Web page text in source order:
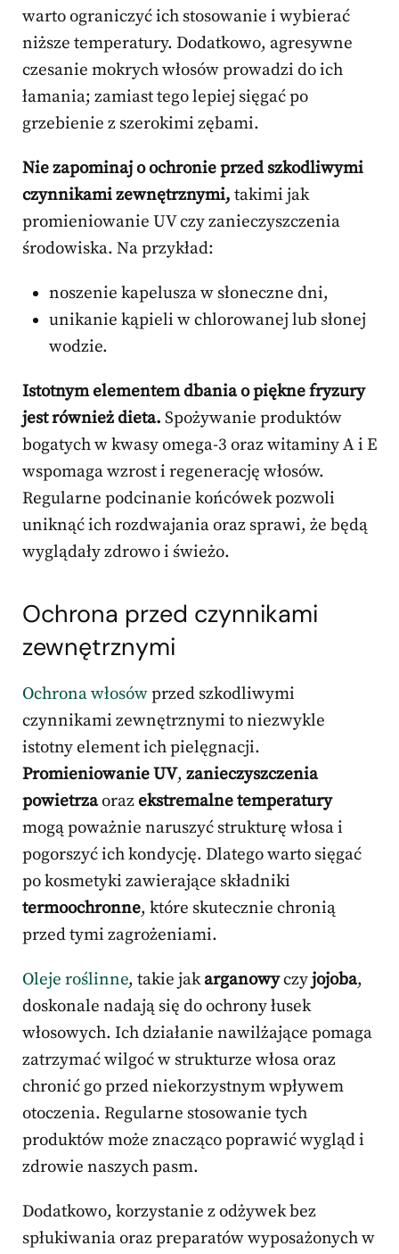
warto ograniczyć ich stosowanie i wybierać
niższe temperatury. Dodatkowo, agresywne
czesanie mokrych włosów prowadzi do ich
łamania; zamiast tego lepiej sięgać po
grzebienie z szerokimi zębami.
Nie zapominaj o ochronie przed szkodliwymi
czynnikami zewnętrznymi, takimi jak
promieniowanie UV czy zanieczyszczenia
środowiska. Na przykład:
noszenie kapelusza w słoneczne dni,
unikanie kąpieli w chlorowanej lub słonej
wodzie.
Istotnym elementem dbania o piękne fryzury
jest również dieta. Spożywanie produktów
bogatych w kwasy omega-3 oraz witaminy A i E
wspomaga wzrost i regenerację włosów.
Regularne podcinanie końcówek pozwoli
uniknąć ich rozdwajania oraz sprawi, że będą
wyglądały zdrowo i świeżo.
Ochrona przed czynnikami
zewnętrznymi
Ochrona włosówprzed szkodliwymi
czynnikami zewnętrznymi to niezwykle
istotny element ich pielęgnacji.
Promieniowanie UV, zanieczyszczenia
powietrzaorazekstremalne temperatury
mogą poważnie naruszyć strukturę włosa i
pogorszyć ich kondycję. Dlatego warto sięgać
po kosmetyki zawierające składniki
termoochronne, które skutecznie chronią
przed tymi zagrożeniami.
Oleje roślinne, takie jakarganowyczyjojoba,
doskonale nadają się do ochrony łusek
włosowych. Ich działanie nawilżające pomaga
zatrzymać wilgoć w strukturze włosa oraz
chronić go przed niekorzystnym wpływem
otoczenia. Regularne stosowanie tych
produktów może znacząco poprawić wygląd i
zdrowie naszych pasm.
Dodatkowo, korzystanie z odżywek bez
spłukiwania oraz preparatów wyposażonych w